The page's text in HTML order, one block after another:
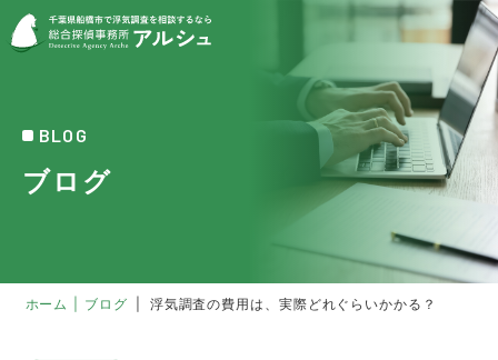
BLOG
ブログ
ホーム ブログ 浮気調査の費用は、実際どれぐらいかかる？